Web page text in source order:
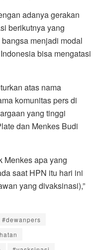
adanya gerakan
berikutnya yang
menjadi modal
bisa mengatasi
atas nama
komunitas pers di
yang tinggi
dan Menkes Budi
Menkes apa yang
saat HPN itu hari ini
yang divaksinasi),”
#dewanpers